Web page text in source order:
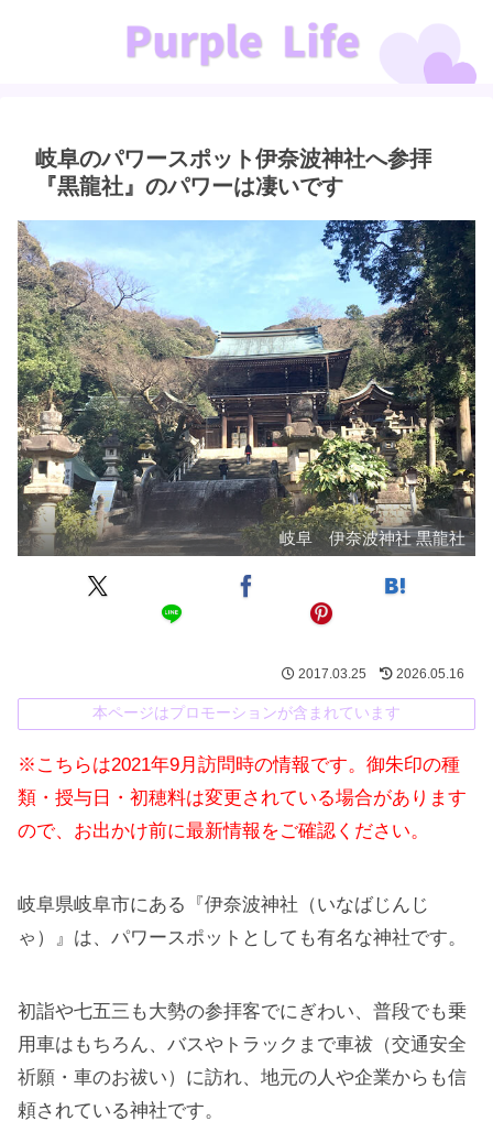
岐阜のパワースポット伊奈波神社へ参拝
『黒龍社』のパワーは凄いです
岐阜 伊奈波神社 黒龍社
2017.03.25 2026.05.16
本ページはプロモーションが含まれています
※こちらは2021年9月訪問時の情報です。御朱印の種
類・授与日・初穂料は変更されている場合があります
ので、お出かけ前に最新情報をご確認ください。
岐阜県岐阜市にある『伊奈波神社（いなばじんじ
ゃ）』は、パワースポットとしても有名な神社です。
初詣や七五三も大勢の参拝客でにぎわい、普段でも乗
用車はもちろん、バスやトラックまで車祓（交通安全
祈願・車のお祓い）に訪れ、地元の人や企業からも信
頼されている神社です。